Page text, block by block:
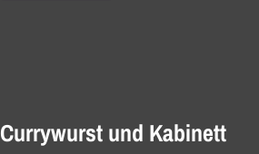
Currywurst und Kabinett